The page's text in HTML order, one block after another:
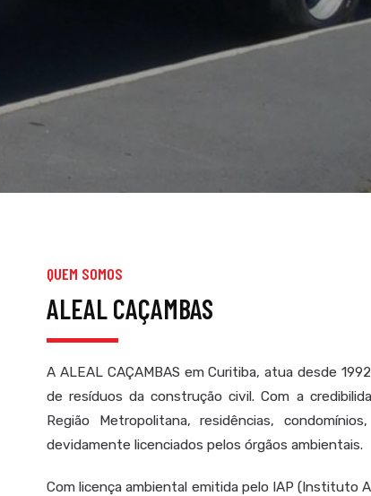
QUEM SOMOS
ALEAL CAÇAMBAS
A ALEAL CAÇAMBAS em Curitiba, atua desde
de resíduos da construção civil. Com a
Região Metropolitana, residências,
devidamente licenciados pelos órgãos ambientais.
Com licença ambiental emitida pelo IAP (Instituto